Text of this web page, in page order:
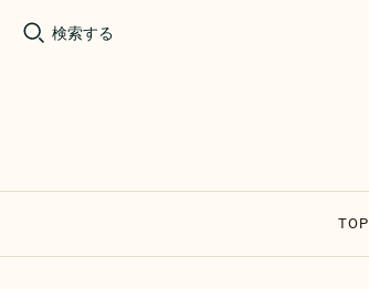
検索する
TOP